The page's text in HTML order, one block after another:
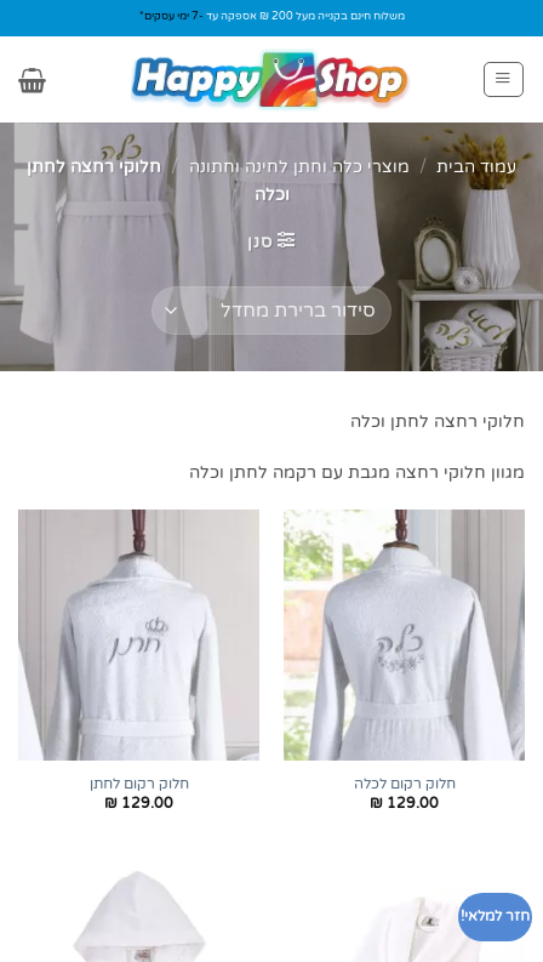
to
content
משלוח חינם בקנייה מעל 200 ₪ אספקה עד -7 ימי עסקים*
עמוד הבית / מוצרי כלה וחתן לחינה וחתונה / חלוקי רחצה לחתן
וכלה
סנן
חלוקי רחצה לחתן וכלה
מגוון חלוקי רחצה מגבת עם רקמה לחתן וכלה
חלוק רקום לכלה
₪ 129.00
חלוק רקום לחתן
₪ 129.00
חזר למלאי!